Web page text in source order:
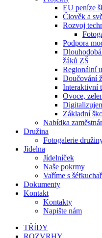
EU peníze
Člověk a
Rozvoj
Podpora
žáků ZŠ
Regionální
Doučování
Interaktivní
Ovoce,
Základní
Nabídka
Družina
Fotogalerie
Jídelna
Jídelníček
Naše pokrmy
Vaříme s
Dokumenty
Kontakt
Kontakty
Napište nám
TŘÍDY
ROZVRHY